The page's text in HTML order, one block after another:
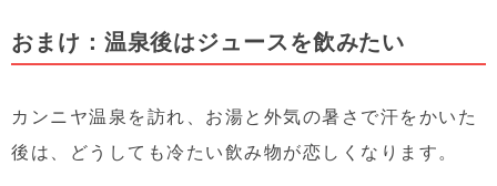
おまけ：温泉後はジュースを飲みたい
カンニヤ温泉を訪れ、お湯と外気の暑さで汗をかいた
後は、どうしても冷たい飲み物が恋しくなります。